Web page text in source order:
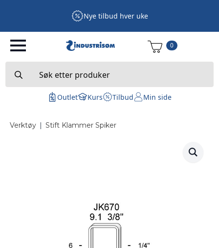
Nye tilbud hver uke
0
for:
Outlet Kurs Tilbud Min side
Verktøy | Stift Klammer Spiker